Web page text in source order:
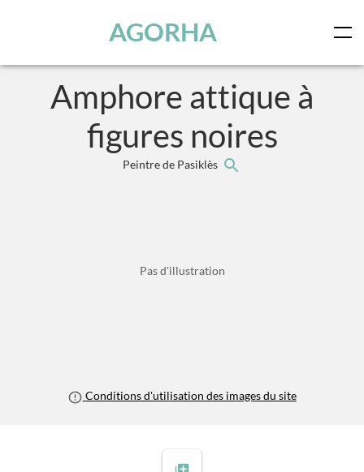
AGORHA
Amphore attique à
figures noires
Peintre de Pasiklès
Pas d'illustration
Conditions d'utilisation des images du site